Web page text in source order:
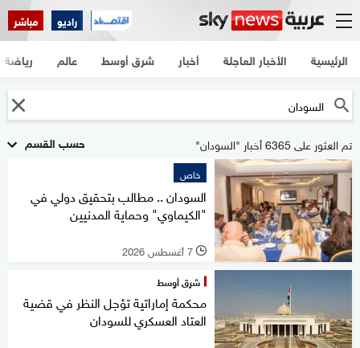
راديو مباشر
الرئيسية الأخبار العاجلة أخبار شرق أوسط عالم رياضة
حسب القسم تم العثور على 6365 أخبار "السودان"
خاص
السودان .. مطالب بتحقيق دولي في
"الكيماوي" وحماية المدنيين
l 7 أغسطس 2026
شرق أوسط
محكمة إماراتية تؤجل النظر في قضية
العتاد العسكري للسودان